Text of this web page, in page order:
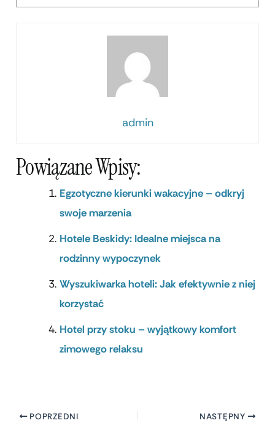
admin
Powiązane Wpisy:
Egzotyczne kierunki wakacyjne – odkryj
swoje marzenia
Hotele Beskidy: Idealne miejsca na
rodzinny wypoczynek
Wyszukiwarka hoteli: Jak efektywnie z niej
korzystać
Hotel przy stoku – wyjątkowy komfort
zimowego relaksu
POPRZEDNI NASTĘPNY